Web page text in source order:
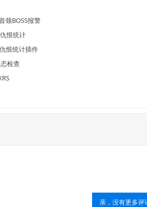
领BOSS报警
恨统计
恨统计插件
检查
亲，没有更多评